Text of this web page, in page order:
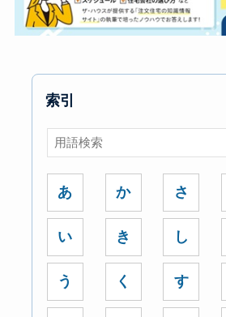
索引
あ
い
う
か
き
く
さ
し
す